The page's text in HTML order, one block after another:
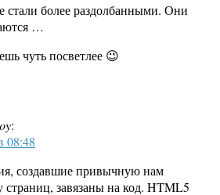
более раздолбанными. Они
…
чуть посветлее 😉
:
08:48
создавшие привычную нам
страниц, завязаны на код. HTML5